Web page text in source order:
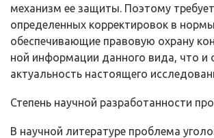
механизм ее защиты. Поэтому
определенных корректировок в
обеспечивающие правовую охрану
ной информации данного вида, что и
актуальность настоящего
Степень научной разработанности
В научной литературе проблема